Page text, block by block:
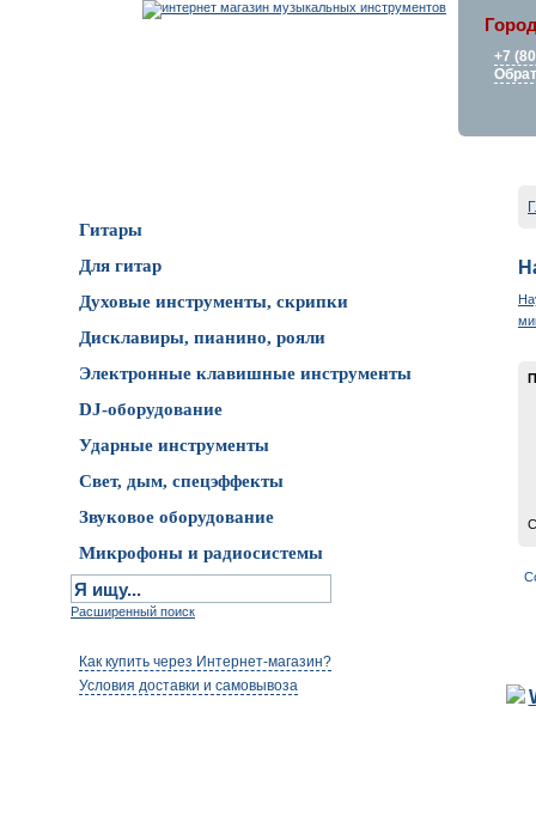
+7
Гитары
Для гитар
Духовые инструменты, скрипки
Дисклавиры, пианино, рояли
Электронные клавишные инструменты
DJ-оборудование
Ударные инструменты
Свет, дым, спецэффекты
Звуковое оборудование
Микрофоны и радиосистемы
Расширенный поиск
Как купить через Интернет-магазин?
Условия доставки и самовывоза